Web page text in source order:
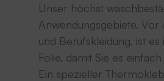
Unser höchst
Anwendungsgebiete.
und Berufskleidung, ist
Folie, damit Sie es
Ein spezieller